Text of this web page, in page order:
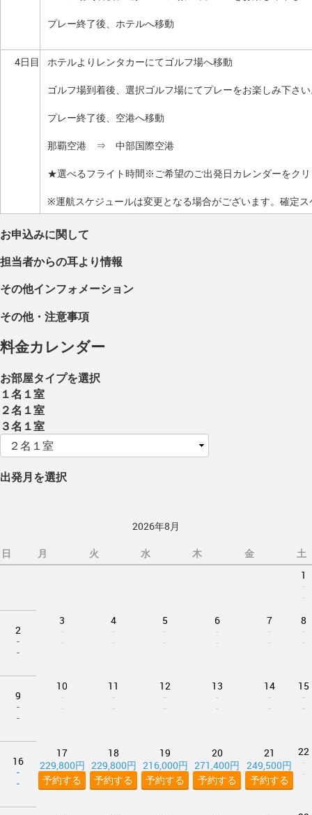
プレー終了後、ホテルへ移動
4日目 ホテルよりレンタカーにてゴルフ場へ移動
ゴルフ場到着後、選択ゴルフ場にてプレーをお楽しみ下さ
プレー終了後、空港へ移動
那覇空港 ⇒ 中部国際空港
★選べるフライト時間※ご希望のご出発日カレンダーをク
※運航スケジュールは変更となる場合がございます。確定
お申込みに関して
担当者からの耳より情報
その他インフォメーション
その他・注意事項
料金カレンダー
お部屋タイプを選択
１名１室
２名１室
３名１室
出発月を選択
2026年8月
日 月 火 水 木 金
土
1
-
-
2
-
-
3
-
-
4
-
-
5
-
-
6
-
-
7
-
-
8
-
-
9
-
-
10
-
-
11
-
-
12
-
-
13
-
-
14
-
-
15
-
-
16
-
-
17
229,800円
予約する
18
229,800円
予約する
19
216,000円
予約する
20
271,400円
予約する
21
249,500円
予約する
22
-
-